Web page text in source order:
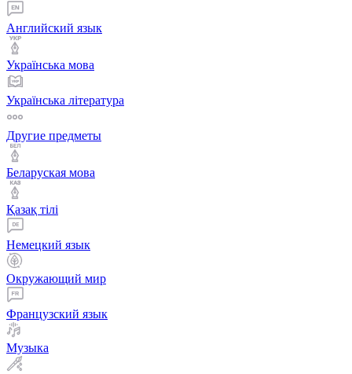
Английский язык
Українська мова
Українська література
Другие предметы
Беларуская мова
Қазақ тiлi
Немецкий язык
Окружающий мир
Французский язык
Музыка